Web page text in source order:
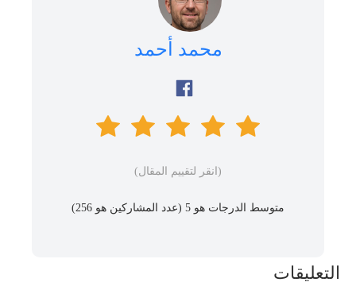
محمد أحمد
(انقر لتقييم المقال)
متوسط ​​الدرجات هو 5 (عدد المشاركين هو 256
)
التعليقات